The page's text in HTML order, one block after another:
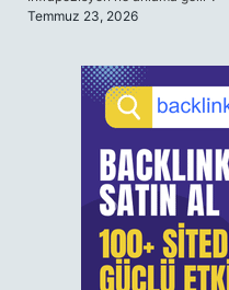
Temmuz 23, 2026